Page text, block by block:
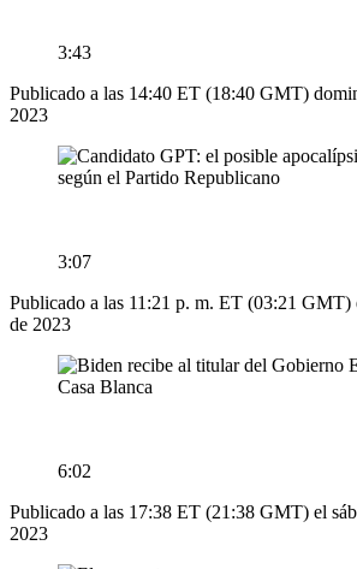
3:43
Publicado a las 14:40 ET (18:40 GMT)
2023
3:07
Publicado a las 11:21 p. m. ET (03:21 GMT)
de 2023
6:02
Publicado a las 17:38 ET (21:38 GMT) el
2023